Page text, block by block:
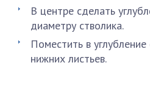
В центре сделать
диаметру стволика.
Поместить в
нижних листьев.